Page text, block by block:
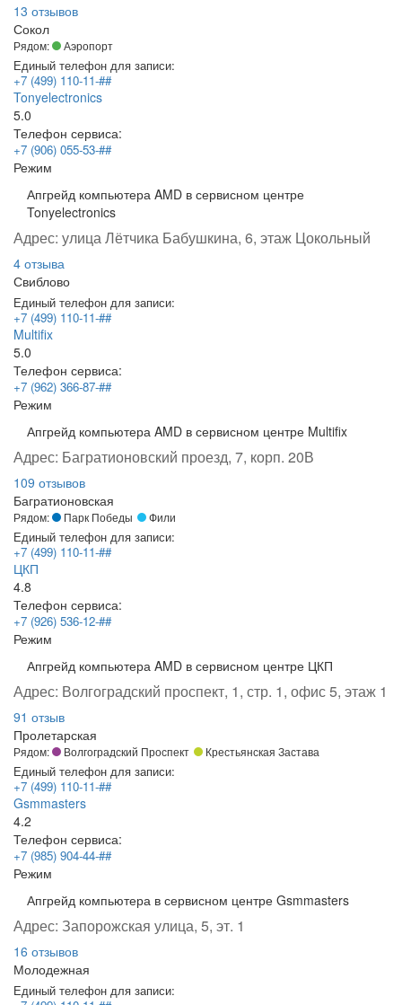
13 отзывов
Сокол
Рядом: Аэропорт
Единый телефон для записи:
+7 (499) 110-11-##
Tonyelectronics
5.0
Телефон сервиса:
+7 (906) 055-53-##
Режим
Апгрейд компьютера AMD в сервисном центре
Tonyelectronics
Адрес: улица Лётчика Бабушкина, 6, этаж Цокольный
4 отзыва
Свиблово
Единый телефон для записи:
+7 (499) 110-11-##
Multifix
5.0
Телефон сервиса:
+7 (962) 366-87-##
Режим
Апгрейд компьютера AMD в сервисном центре Multifix
Адрес: Багратионовский проезд, 7, корп. 20В
109 отзывов
Багратионовская
Рядом: Парк Победы Фили
Единый телефон для записи:
+7 (499) 110-11-##
ЦКП
4.8
Телефон сервиса:
+7 (926) 536-12-##
Режим
Апгрейд компьютера AMD в сервисном центре ЦКП
Адрес: Волгоградский проспект, 1, стр. 1, офис 5, этаж 1
91 отзыв
Пролетарская
Рядом: Волгоградский Проспект Крестьянская Застава
Единый телефон для записи:
+7 (499) 110-11-##
Gsmmasters
4.2
Телефон сервиса:
+7 (985) 904-44-##
Режим
Апгрейд компьютера в сервисном центре Gsmmasters
Адрес: Запорожская улица, 5, эт. 1
16 отзывов
Молодежная
Единый телефон для записи: